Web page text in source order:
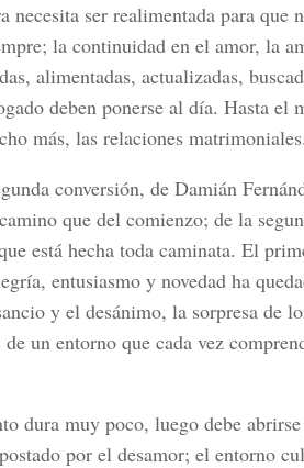
ser realimentada para que
la continuidad en el amor, la
alimentadas, actualizadas,
deben ponerse al día. Hasta el
más, las relaciones matrimoniales.
conversión, de Damián
que del comienzo; de la
está hecha toda caminata. El
entusiasmo y novedad ha
y el desánimo, la sorpresa de
un entorno que cada vez
dura muy poco, luego debe
por el desamor; el entorno